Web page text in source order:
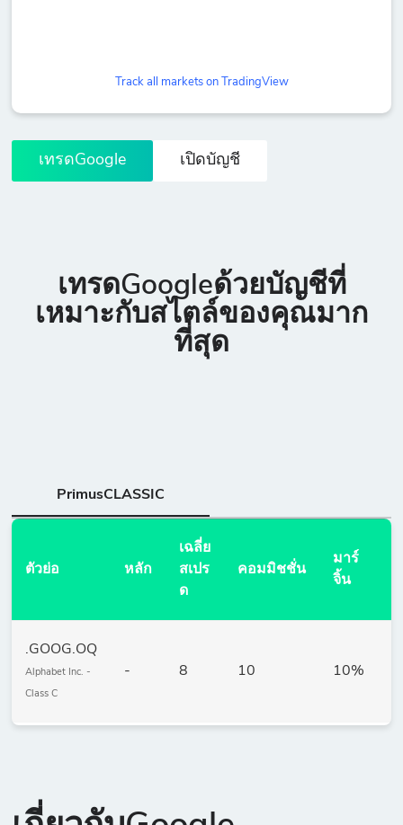
Track all markets on TradingView
เทรดGoogle เปิดบัญชี
เทรดGoogleด้วยบัญชีที่
เหมาะกับสไตล์ของคุณมาก
ที่สุด
PrimusCLASSIC
ตัวย่อ หลัก
เฉลี่ย
สเปร
ด
คอมมิชชั่น
มาร์
จิ้น
.GOOG.OQ
Alphabet Inc. -
Class C
- 8 10 10%